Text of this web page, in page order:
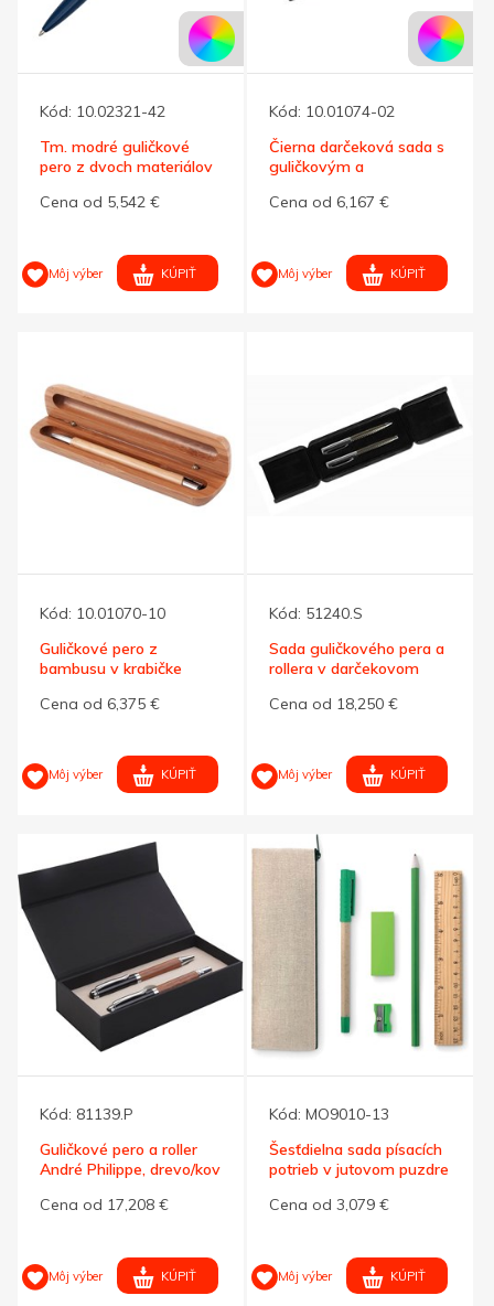
Kód: 10.02321-42
Tm. modré guličkové
pero z dvoch materiálov
Cena od 5,542 €
Môj výber KÚPIŤ
Kód: 10.01074-02
Čierna darčeková sada s
guličkovým a
Cena od 6,167 €
Môj výber KÚPIŤ
Kód: 10.01070-10
Guličkové pero z
bambusu v krabičke
Cena od 6,375 €
Môj výber KÚPIŤ
Kód: 51240.S
Sada guličkového pera a
rollera v darčekovom
Cena od 18,250 €
Môj výber KÚPIŤ
Kód: 81139.P
Guličkové pero a roller
André Philippe, drevo/kov
Cena od 17,208 €
Môj výber KÚPIŤ
Kód: MO9010-13
Šesťdielna sada písacích
potrieb v jutovom puzdre
Cena od 3,079 €
Môj výber KÚPIŤ